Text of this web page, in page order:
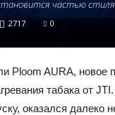
частью стиля
2717 0
Ploom AURA, новое
табака от
оказался далеко